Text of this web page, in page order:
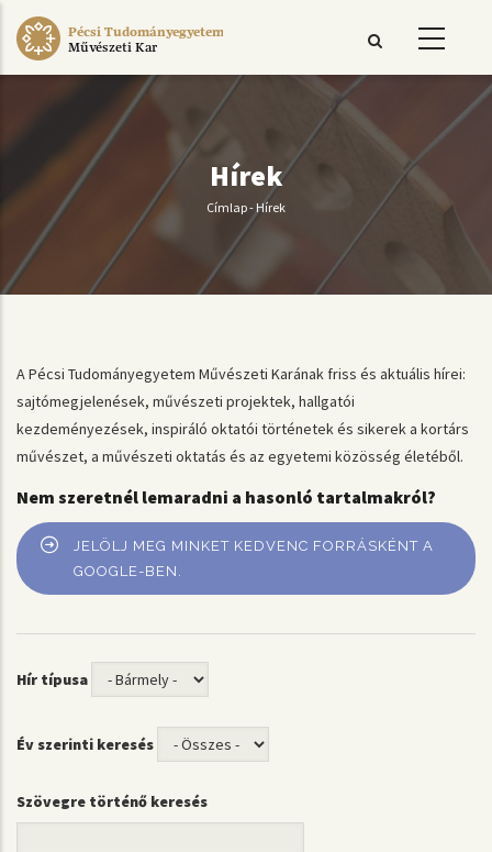
Ugrás
Pécsi Tudományegyetem
Művészeti Kar
Hírek
Morzsa
Címlap-Hírek
A Pécsi Tudományegyetem Művészeti Karának friss és aktuális hírei:
sajtómegjelenések, művészeti projektek, hallgatói
kezdeményezések, inspiráló oktatói történetek és sikerek a kortárs
művészet, a művészeti oktatás és az egyetemi közösség életéből.
Nem szeretnél lemaradni a hasonló tartalmakról?
JELÖLJ MEG MINKET KEDVENC FORRÁSKÉNT A
GOOGLE-BEN.
Hír típusa
Év szerinti keresés
Szövegre történő keresés